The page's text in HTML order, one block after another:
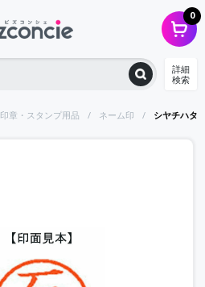
0
詳細
検索
印章・スタンプ用品 ネーム印 シヤチハ